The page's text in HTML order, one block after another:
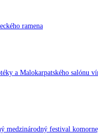
ramena
a Malokarpatského salónu
medzinárodný festival